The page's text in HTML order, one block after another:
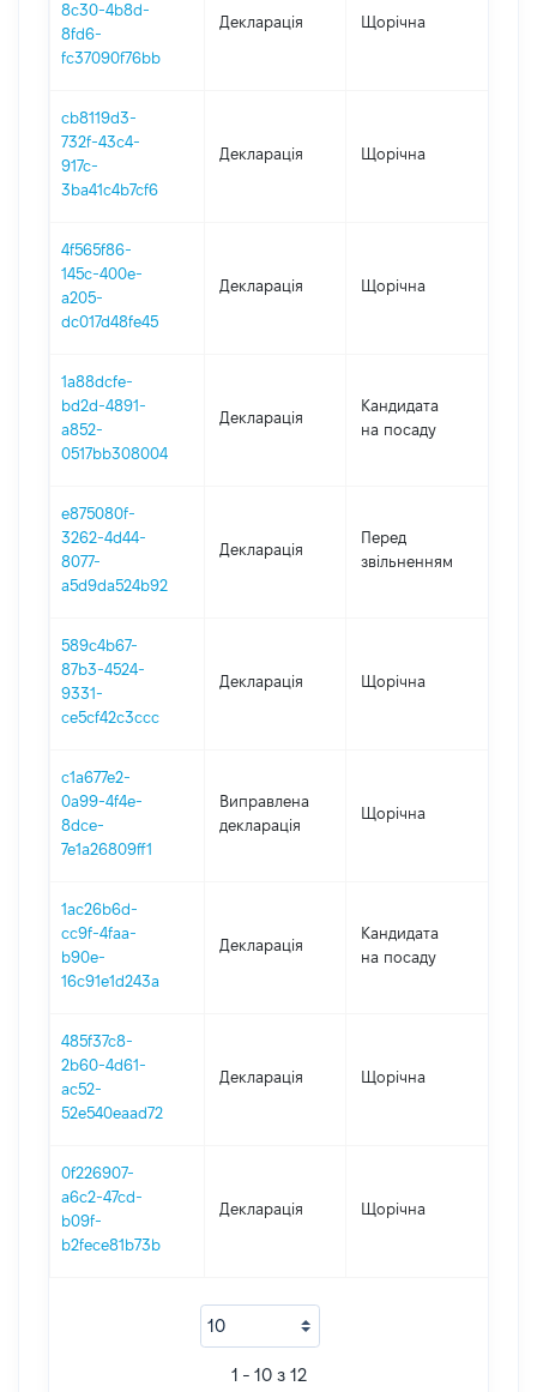
8c30-4b8d-
8fd6-
fc37090f76bb
Декларація Щорічна
cb8119d3-
732f-43c4-
917c-
3ba41c4b7cf6
Декларація Щорічна
4f565f86-
145c-400e-
a205-
dc017d48fe45
Декларація Щорічна
1a88dcfe-
bd2d-4891-
a852-
0517bb308004
Декларація
Кандидата
на посаду
e875080f-
3262-4d44-
8077-
a5d9da524b92
Декларація
Перед
звільненням
589c4b67-
87b3-4524-
9331-
ce5cf42c3ccc
Декларація Щорічна
c1a677e2-
0a99-4f4e-
8dce-
7e1a26809ff1
Виправлена
декларація
Щорічна
1ac26b6d-
cc9f-4faa-
b90e-
16c91e1d243a
Декларація
Кандидата
на посаду
485f37c8-
2b60-4d61-
ac52-
52e540eaad72
Декларація Щорічна
0f226907-
a6c2-47cd-
b09f-
b2fece81b73b
Декларація Щорічна
1 - 10 з 12